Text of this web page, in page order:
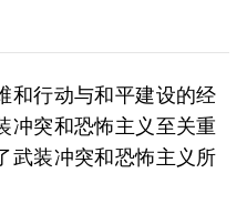
和行动与和平建设的经
冲突和恐怖主义至关重
武装冲突和恐怖主义所